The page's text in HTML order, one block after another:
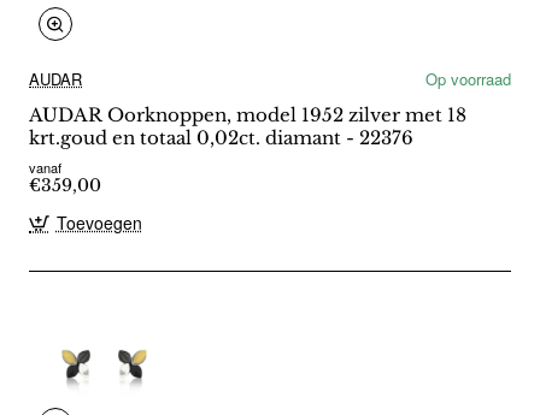
AUDAR
Op voorraad
AUDAR Oorknoppen, model 1952 zilver met 18
krt.goud en totaal 0,02ct. diamant - 22376
vanaf
€359,00
Toevoegen